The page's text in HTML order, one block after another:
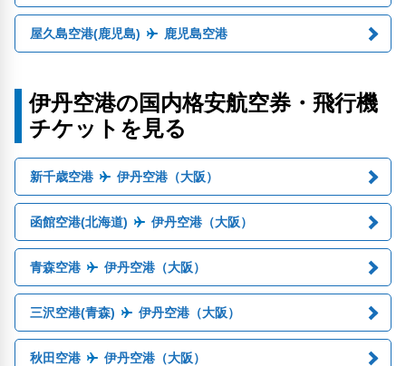
屋久島空港(鹿児島) 鹿児島空港
伊丹空港の国内格安航空券・飛行機
チケットを見る
新千歳空港 伊丹空港（大阪）
函館空港(北海道) 伊丹空港（大阪）
青森空港 伊丹空港（大阪）
三沢空港(青森) 伊丹空港（大阪）
秋田空港 伊丹空港（大阪）